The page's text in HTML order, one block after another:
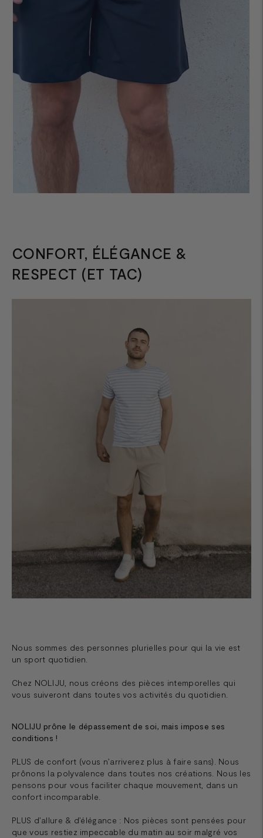
CONFORT, ÉLÉGANCE &
RESPECT (ET TAC)
Nous sommes des personnes plurielles pour qui la vie est
un sport quotidien.
Chez NOLIJU, nous créons des pièces intemporelles qui
vous suiveront dans toutes vos activités du quotidien.
NOLIJU prône le dépassement de soi, mais impose ses
conditions !
PLUS de confort (vous n’arriverez plus à faire sans). Nous
prônons la polyvalence dans toutes nos créations. Nous les
pensons pour vous faciliter chaque mouvement, dans un
confort incomparable.
PLUS d’allure & d’élégance : Nos pièces sont pensées pour
que vous restiez impeccable du matin au soir malgré vos